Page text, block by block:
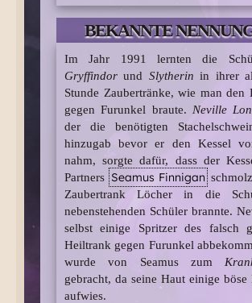
BEKANNTE
Im Jahr 1991 lernten die
Gryffindor und Slytherin in ihrer
Stunde Zaubertränke, wie man den
gegen Furunkel braute. Neville
der die benötigten
hinzugab bevor er den Kessel
nahm, sorgte dafür, dass der
Partners Seamus Finnigan
Zaubertrank Löcher in die
nebenstehenden Schüler brannte.
selbst einige Spritzer des falsch
Heiltrank gegen Furunkel
wurde von Seamus zum
gebracht, da seine Haut einige böse
aufwies.